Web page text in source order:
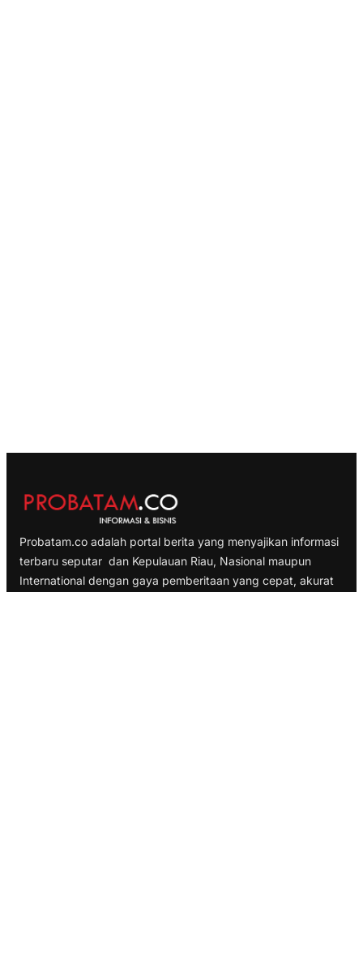
Probatam.co adalah portal berita yang menyajikan informasi
terbaru seputar dan Kepulauan Riau, Nasional maupun
International dengan gaya pemberitaan yang cepat, akurat